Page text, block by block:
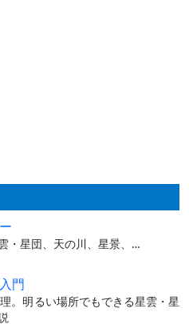
・星団、天の川、星景、…
門
。明るい場所でもできる星雲・星